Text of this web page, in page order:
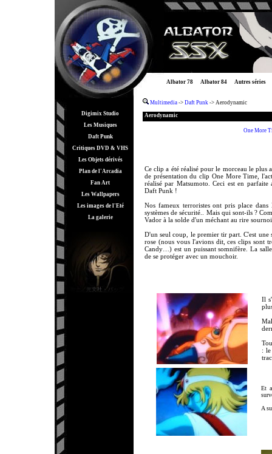
Albator 78 Albator 84 Autres séries
Digimix Studio
Les Musiques
Daft Punk
Critiques DVD & VHS
Les Objets dérivés
Plan de l'Arcadia
Fan Art
Les Wallpapers
Les images de l'Eté
La galerie
Multimedia -> Daft Punk -> Aerodynamic
Aerodynamic
One More
Ce clip a été réalisé pour le morceau le plus
de présentation du clip One More Time,
réalisé par Matsumoto. Ceci est en parfaite
Daft Punk !
Nos fameux terroristes ont pris place
systèmes de sécurité.. Mais qui sont-ils ?
Vador à la solde d'un méchant au rire
D'un seul coup, le premier tir part. C'est une
rose (nous vous l'avions dit, ces clips sont
Candy…) est un puissant somnifère. La
de se protéger avec un mouchoir.
Il
:
Et
A